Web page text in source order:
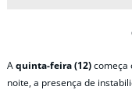
Aquinta-feira (12)começa
noite, a presença de